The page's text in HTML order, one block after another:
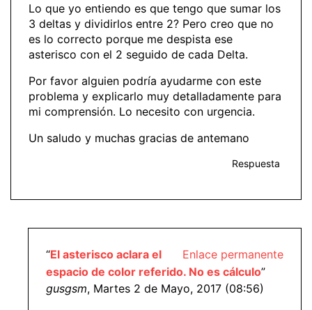
Lo que yo entiendo es que tengo que sumar los
3 deltas y dividirlos entre 2? Pero creo que no
es lo correcto porque me despista ese
asterisco con el 2 seguido de cada Delta.
Por favor alguien podría ayudarme con este
problema y explicarlo muy detalladamente para
mi comprensión. Lo necesito con urgencia.
Un saludo y muchas gracias de antemano
Respuesta
Enlace permanente
“El asterisco aclara el
espacio de color referido. No es cálculo”
gusgsm, Martes 2 de Mayo, 2017 (08:56)